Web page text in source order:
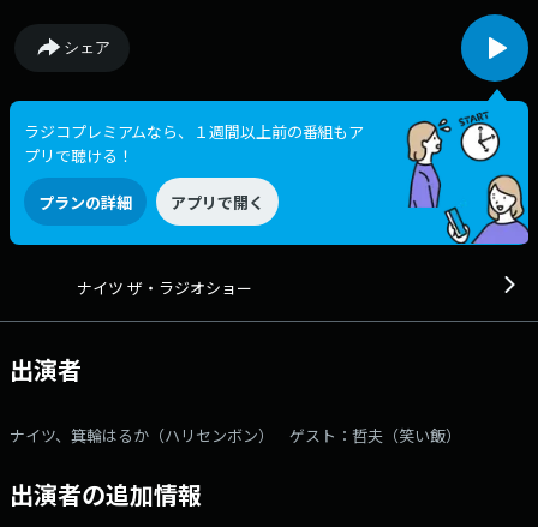
お届け！ ▼13:40頃：曜日替わりのネタコーナー、木曜日はリスナーと
電話繋ぎで音楽クイズを出題！「くちミュージッククイズショー」！
▼14:00～：ゲストと一緒に笑いをお届けする「ザ・ゲストショー」をお
届け。今日は笑い飯・哲夫さんが登場！ ▼14:40頃：曜日替わりのコー
ナーは、動物大好き菊地由美さんがワイドショー風に世界中のどうぶつニ
ュースを紹介する「ザ・どうぶつショー」！ ▼15:05頃：曜日ごとの
パートナーにスポットを当てたコーナー、木曜日は出演者が演じる胸キュ
ンラジオドラマ「アオはるかな？」 「ザ・ラジオショー」“笑い”にこ
だわってお届けします！ パーソナリティは月曜～木曜はナイツ、パート
ナーには平野ノラ(月)、相席スタート山﨑ケイ(火)、メイプル超合金安藤な
ートナーはニッポン放送アナウンサー東島衣里が担当！ そして土曜日の
ザ・ラジオショー サタデーはサンドウィッチマン！メールアドレス：
rs@1242.com 番組ホームページはこちら twitterハッシュタグは
シェア
ラジコプレミアムなら、１週間以上前の番組もア
プリで聴ける！
プランの詳細 アプリで開く
ナイツ ザ・ラジオショー
出演者
ナイツ、箕輪はるか（ハリセンボン） ゲスト：哲夫（笑い飯）
出演者の追加情報